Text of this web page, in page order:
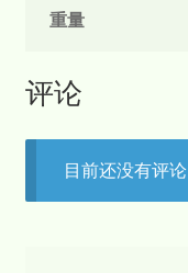
重量
评论
目前还没有评论